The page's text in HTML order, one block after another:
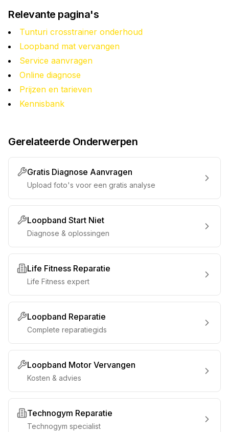
Relevante pagina's
Tunturi crosstrainer onderhoud
Loopband mat vervangen
Service aanvragen
Online diagnose
Prijzen en tarieven
Kennisbank
Gerelateerde Onderwerpen
Gratis Diagnose Aanvragen
Upload foto's voor een gratis analyse
Loopband Start Niet
Diagnose & oplossingen
Life Fitness Reparatie
Life Fitness expert
Loopband Reparatie
Complete reparatiegids
Loopband Motor Vervangen
Kosten & advies
Technogym Reparatie
Technogym specialist